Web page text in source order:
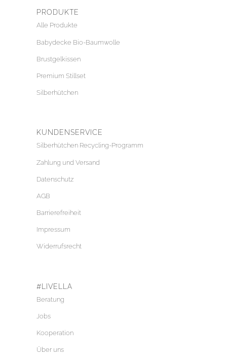
PRODUKTE
Alle Produkte
Babydecke Bio-Baumwolle
Brustgelkissen
Premium Stillset
Silberhütchen
KUNDENSERVICE
Silberhütchen Recycling-Programm
Zahlung und Versand
Datenschutz
AGB
Barrierefreiheit
Impressum
Widerrufsrecht
#LIVELLA
Beratung
Jobs
Kooperation
Über uns